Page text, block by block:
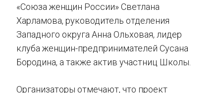
«Союза женщин России» Светлана
Харламова, руководитель отделения
Западного округа Анна Ольховая, лидер
клуба женщин-предпринимателей Сусана
Бородина, а также актив участниц Школы.
Организаторы отмечают, что проект